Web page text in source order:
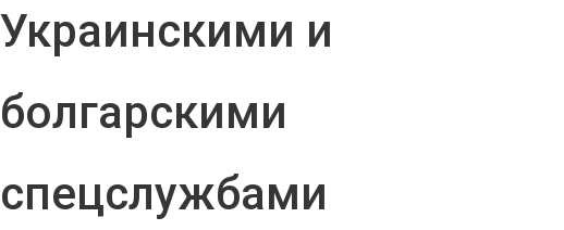
Украинскими и
болгарскими
спецслужбами